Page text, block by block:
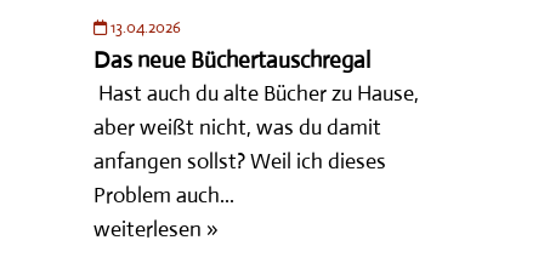
13.04.2026
Das neue Büchertauschregal
Hast auch du alte Bücher zu Hause,
aber weißt nicht, was du damit
anfangen sollst? Weil ich dieses
Problem auch...
weiterlesen »